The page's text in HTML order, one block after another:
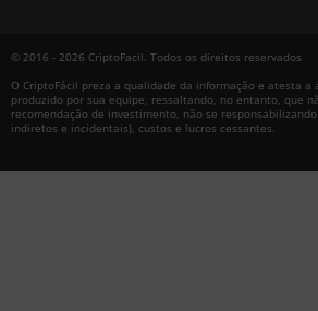
© 2016 - 2026 CriptoFacil. Todos os direitos reservados
O CriptoFácil preza a qualidade da informação e atesta a
produzido por sua equipe, ressaltando, no entanto, que
recomendação de investimento, não se
indiretos e incidentais), custos e lucros cessantes.